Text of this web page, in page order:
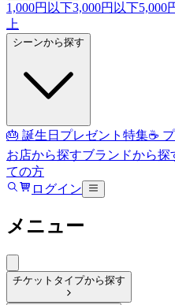
1,000円以下3,000円以下5,000
上
シーンから探す
🎂 誕生日プレゼント特集☕
お店から探すブランドから探
ての方
ログイン
メニュー
チケットタイプから探す